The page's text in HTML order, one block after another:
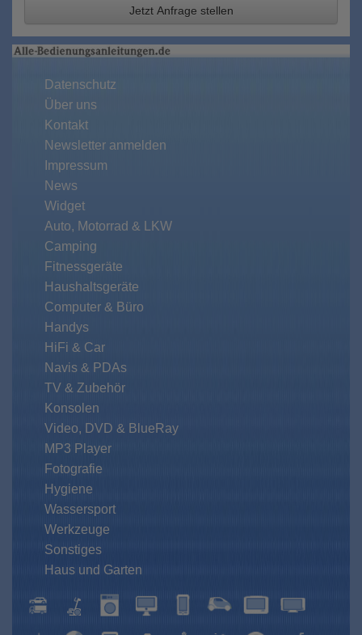
Jetzt Anfrage stellen
Datenschutz
Über uns
Kontakt
Newsletter anmelden
Impressum
News
Widget
Auto, Motorrad & LKW
Camping
Fitnessgeräte
Haushaltsgeräte
Computer & Büro
Handys
HiFi & Car
Navis & PDAs
TV & Zubehör
Konsolen
Video, DVD & BlueRay
MP3 Player
Fotografie
Hygiene
Wassersport
Werkzeuge
Sonstiges
Haus und Garten